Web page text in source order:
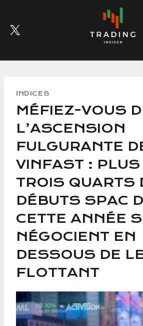
content
INDICES
MÉFIEZ-VOUS
L’ASCENSION
FULGURANTE
VINFAST : PLUS
TROIS QUARTS
DÉBUTS SPAC
CETTE ANNÉE
NÉGOCIENT EN
DESSOUS DE
FLOTTANT